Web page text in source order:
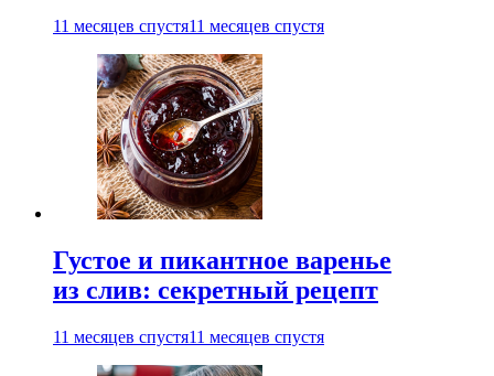
11 месяцев спустя11 месяцев спустя
Густое и пикантное варенье
из слив: секретный рецепт
11 месяцев спустя11 месяцев спустя